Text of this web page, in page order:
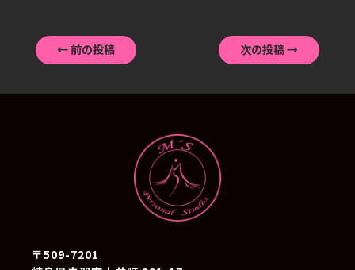
← 前の投稿 次の投稿→
〒509-7201